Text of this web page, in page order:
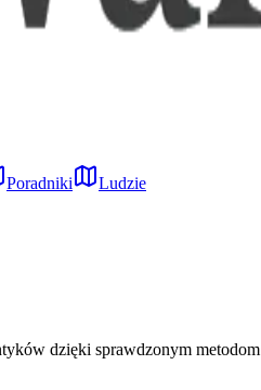
Poradniki
Ludzie
dzięki sprawdzonym metodom